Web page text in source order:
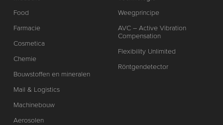
Food
Farmacie
Cosmetica
Chemie
Bouwstoffen en mineralen
Mail & Logistics
Machinebouw
Aerosolen
Weegprincipe
AVC – Active Vibration
Compensation
Flexibility Unlimited
Röntgendetector